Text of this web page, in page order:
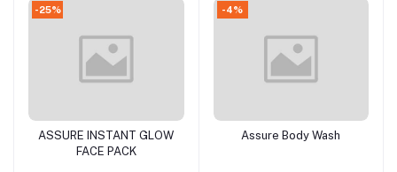
-25%
Add to cart
ASSURE INSTANT GLOW
FACE PACK
-4%
Add to cart
Assure Body Wash